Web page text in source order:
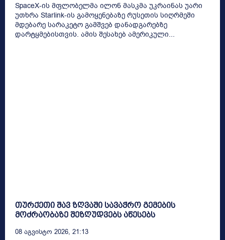
SpaceX-ის მფლობელმა ილონ მასკმა უკრაინას უარი
უთხრა Starlink-ის გამოყენებაზე რუსეთის სიღრმეში
მდებარე სარაკეტო გამშვებ დანადგარებზე
დარტყმებისთვის. ამის შესახებ ამერიკული...
თურქეთი შავ ზღვაში სავაჭრო გემების
მოძრაობაზე შეზღუდვებს აწესებს
08 Აგვისტო 2026, 21:13